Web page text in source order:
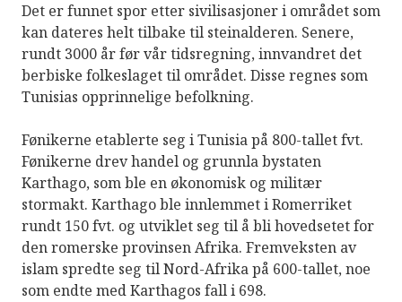
Det er funnet spor etter sivilisasjoner i området som
kan dateres helt tilbake til steinalderen. Senere,
rundt 3000 år før vår tidsregning, innvandret det
berbiske folkeslaget til området. Disse regnes som
Tunisias opprinnelige befolkning.
Fønikerne etablerte seg i Tunisia på 800-tallet fvt.
Fønikerne drev handel og grunnla bystaten
Karthago, som ble en økonomisk og militær
stormakt. Karthago ble innlemmet i Romerriket
rundt 150 fvt. og utviklet seg til å bli hovedsetet for
den romerske provinsen Afrika. Fremveksten av
islam spredte seg til Nord-Afrika på 600-tallet, noe
som endte med Karthagos fall i 698.